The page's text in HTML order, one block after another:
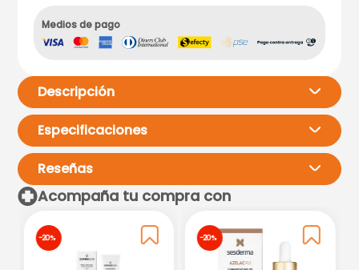
Medios de pago
Descripción
Especificaciones
Reseñas
Por favor, inicia sesión para
escribir un comentario.
Acompaña tu compra con
-20 % -20 %